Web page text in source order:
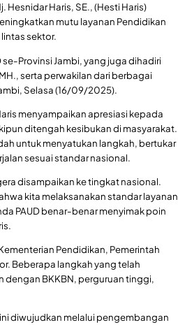
Hesnidar Haris, SE., (Hesti Haris)
mutu layanan Pendidikan
sektor.
Provinsi Jambi, yang juga dihadiri
serta perwakilan dari berbagai
Selasa (16/09/2025).
menyampaikan apresiasi kepada
ditengah kesibukan di masyarakat.
untuk menyatukan langkah, bertukar
sesuai standar nasional.
disampaikan ke tingkat nasional.
kita melaksanakan standar layanan
PAUD benar-benar menyimak poin
Pendidikan, Pemerintah
Beberapa langkah yang telah
BKKBN, perguruan tinggi,
diwujudkan melalui pengembangan